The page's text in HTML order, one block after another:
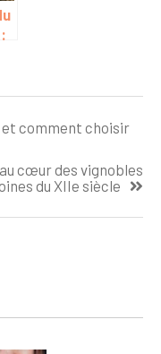
et comment choisir
cœur des vignobles
du XIIe siècle